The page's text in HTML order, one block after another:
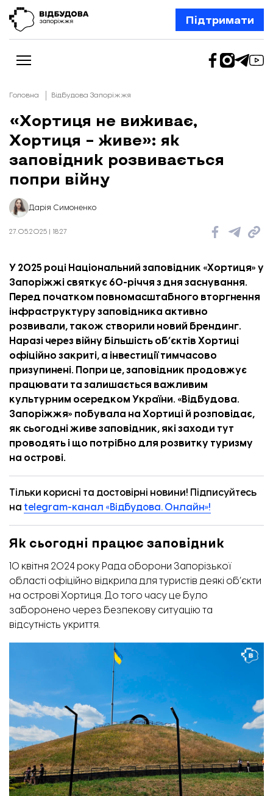
Підтримати
Новини
Відбудова Запоріжжя
Ексклюзив
Шлях додому
Колонки
Про нас
Редакційна політика
Головна Відбудова Запоріжжя
«Хортиця не виживає,
Хортиця – живе»: як
заповідник розвивається
попри війну
Дарія Симоненко
27.05.2025 | 18:27
У 2025 році Національний заповідник «Хортиця» у
Запоріжжі святкує 60-річчя з дня заснування.
Перед початком повномасштабного вторгнення
інфраструктуру заповідника активно
розвивали, також створили новий брендинг.
Наразі через війну більшість об’єктів Хортиці
офіційно закриті, а інвестиції тимчасово
призупинені. Попри це, заповідник продовжує
працювати та залишається важливим
культурним осередком України. «Відбудова.
Запоріжжя» побувала на Хортиці й розповідає,
як сьогодні живе заповідник, які заходи тут
проводять і що потрібно для розвитку туризму
на острові.
Тільки корисні та достовірні новини! Підписуйтесь
на telegram-канал «Відбудова. Онлайн»!
Як сьогодні працює заповідник
10 квітня 2024 року Рада оборони Запорізької
області офіційно відкрила для туристів деякі об’єкти
на острові Хортиця. До того часу це було
заборонено через безпекову ситуацію та
відсутність укриття.